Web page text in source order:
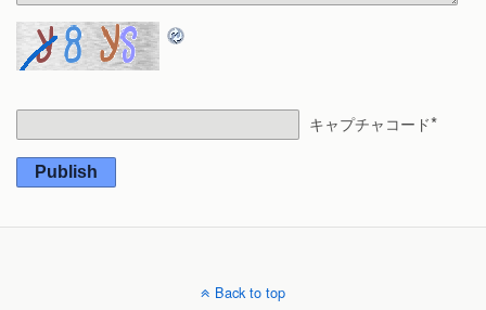
キャプチャコード*
Publish
Back to top